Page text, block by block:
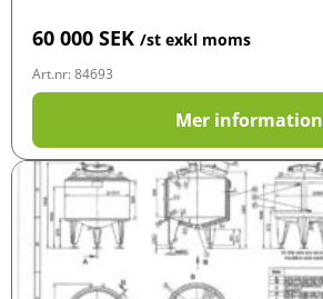
60 000 SEK /st exkl moms
Art.nr: 84693
Mer information